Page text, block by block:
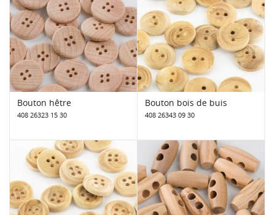
Bouton hêtre
408 26323 15 30
Bouton bois de buis
408 26343 09 30